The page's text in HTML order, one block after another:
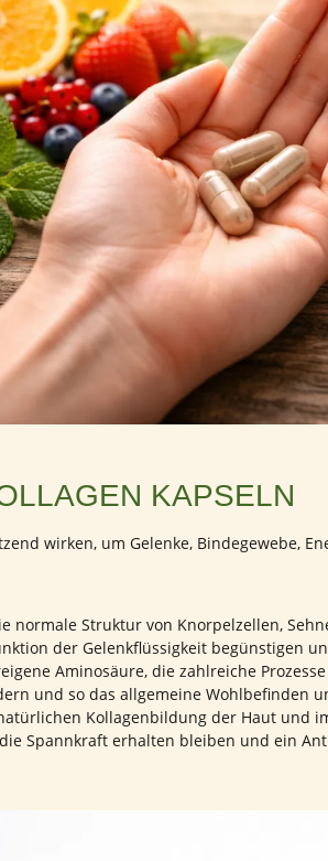
KAPSELN
wirken, um Gelenke, Bindegewebe,
normale Struktur von Knorpelzellen,
der Gelenkflüssigkeit begünstigen
Aminosäure, die zahlreiche
und so das allgemeine Wohlbefinden
Kollagenbildung der Haut und
Spannkraft erhalten bleiben und ein